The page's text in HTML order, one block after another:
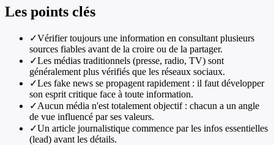
Les points clés
✓Vérifier toujours une information en consultant plusieurs
sources fiables avant de la croire ou de la partager.
✓Les médias traditionnels (presse, radio, TV) sont
généralement plus vérifiés que les réseaux sociaux.
✓Les fake news se propagent rapidement : il faut développer
son esprit critique face à toute information.
✓Aucun média n'est totalement objectif : chacun a un angle
de vue influencé par ses valeurs.
✓Un article journalistique commence par les infos essentielles
(lead) avant les détails.